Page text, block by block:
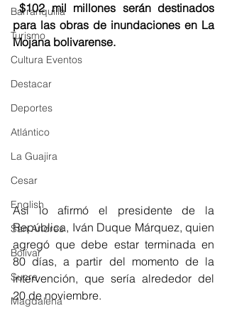
Barranquilla
Turismo
Cultura Eventos
Destacar
Deportes
Atlántico
La Guajira
Cesar
English
San Andres
Bolívar
Sucre
Magdalena
$102 mil millones serán destinados
para las obras de inundaciones en La
Mojana bolivarense.
Así lo afirmó el presidente de la
República, Iván Duque Márquez, quien
agregó que debe estar terminada en
80 días, a partir del momento de la
intervención, que sería alrededor del
20 de noviembre.